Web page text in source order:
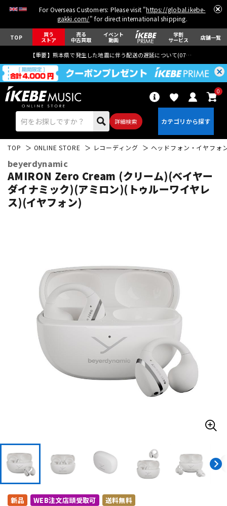
For Overseas Customers: Please visit "https://global.ikebe-
gakki.com/" for direct international shipping.
TOP 買う
ストア
売る
中古買取
イベント
動画
学割
サービス 店舗一覧
【重要】熊本県で発生した地震に伴う配送の遅延について(07月29日
詳細検索
0
エレキギター
ドラム パーカッション
キーボード 電子ピアノ
管楽器 その他楽器
エフェクター
DTM オンライン納品 レコーディング機器
配信/ライブ機器
TOP ONLINE STORE レコーディング ヘッドフォン・イヤフォ
beyerdynamic
AMIRON Zero Cream (クリーム)(ベイヤー
ダイナミック)(アミロン)(トゥルーワイヤレ
ス)(イヤフォン)
新品 WEB注文店頭受取可 送料無料